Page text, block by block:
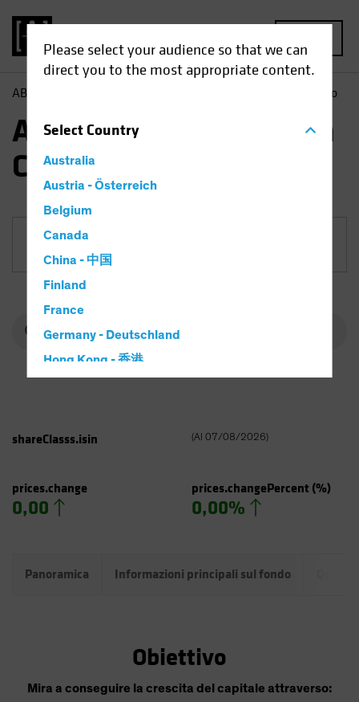
Please select your audience so that we can
direct you to the most appropriate content.
SelectCountry
Australia
Austria - Österreich
Belgium
Canada
China - 中国
Finland
France
Germany - Deutschland
Hong Kong - 香港
Italy - Italia
Latin America
Luxembourg and Other EMEA
Singapore
AB Azionari | AB International Health Care Portfolio
AB International Health
Care Portfolio
shareClasss.isin (Al 07/08/2026)
prices.change
0,00
prices.changePercent(%)
0,00%
Panoramica Informazioni principali sul fondo
Obiettivo
Mira a conseguire la crescita del capitale attraverso: